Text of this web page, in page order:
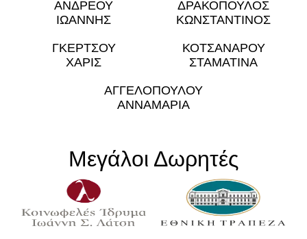
ΑΝΔΡΕΟΥ
ΙΩΑΝΝΗΣ
ΔΡΑΚΟΠΟΥΛΟΣ
ΚΩΝΣΤΑΝΤΙΝΟΣ
ΓΚΕΡΤΣΟΥ
ΧΑΡΙΣ
ΚΟΤΣΑΝΑΡΟΥ
ΣΤΑΜΑΤΙΝΑ
ΑΓΓΕΛΟΠΟΥΛΟΥ
ΑΝΝΑΜΑΡΙΑ
Μεγάλοι Δωρητές